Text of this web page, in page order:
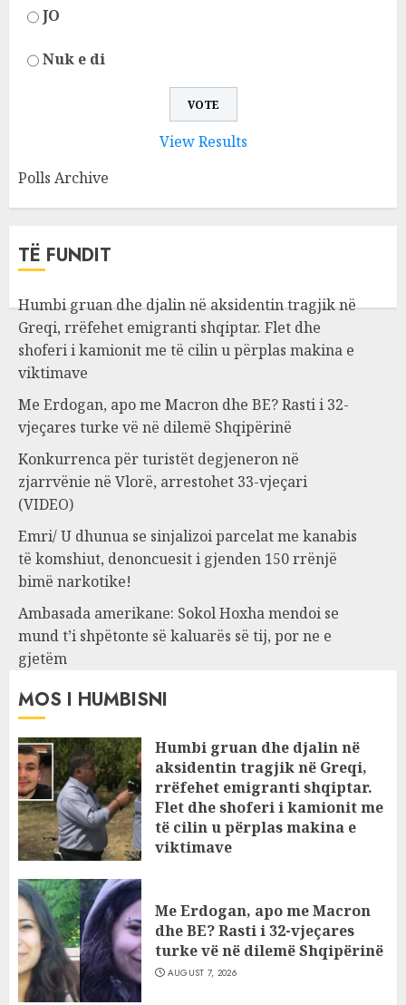
JO
Nuk e di
View Results
Polls Archive
TË FUNDIT
Humbi gruan dhe djalin në aksidentin tragjik në
Greqi, rrëfehet emigranti shqiptar. Flet dhe
shoferi i kamionit me të cilin u përplas makina e
viktimave
Me Erdogan, apo me Macron dhe BE? Rasti i 32-
vjeçares turke vë në dilemë Shqipërinë
Konkurrenca për turistët degjeneron në
zjarrvënie në Vlorë, arrestohet 33-vjeçari
(VIDEO)
Emri/ U dhunua se sinjalizoi parcelat me kanabis
të komshiut, denoncuesit i gjenden 150 rrënjë
bimë narkotike!
Ambasada amerikane: Sokol Hoxha mendoi se
mund t’i shpëtonte së kaluarës së tij, por ne e
gjetëm
MOS I HUMBISNI
Humbi gruan dhe djalin në
aksidentin tragjik në Greqi,
rrëfehet emigranti shqiptar.
Flet dhe shoferi i kamionit me
të cilin u përplas makina e
viktimave
Me Erdogan, apo me Macron
dhe BE? Rasti i 32-vjeçares
turke vë në dilemë Shqipërinë
AUGUST 7, 2026